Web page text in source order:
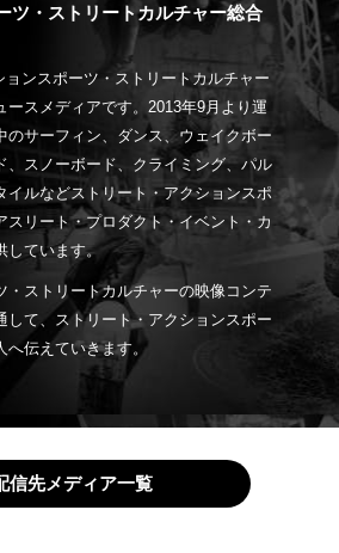
ツ・ストリートカルチャー総合
ョンスポーツ・ストリートカルチャー
ースメディアです。2013年9月より運
のサーフィン、ダンス、ウェイクボー
、スノーボード、クライミング、パル
イルなどストリート・アクションスポ
スリート・プロダクト・イベント・カ
しています。
・ストリートカルチャーの映像コンテ
して、ストリート・アクションスポー
へ伝えていきます。
信先メディア一覧